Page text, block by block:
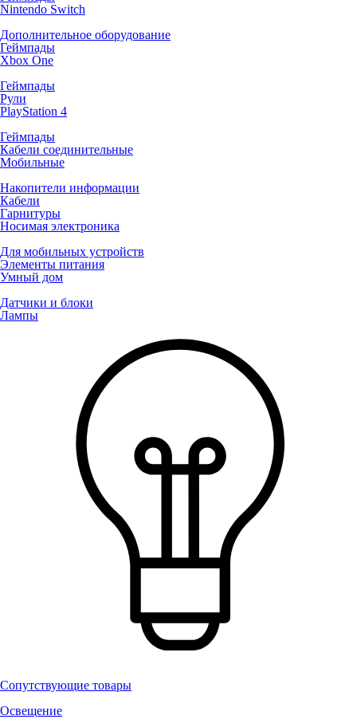
Nintendo Switch
Дополнительное оборудование
Геймпады
Xbox One
Геймпады
Рули
PlayStation 4
Геймпады
Кабели соединительные
Мобильные
Накопители информации
Кабели
Гарнитуры
Носимая электроника
Для мобильных устройств
Элементы питания
Умный дом
Датчики и блоки
Лампы
Сопутствующие товары
Освещение